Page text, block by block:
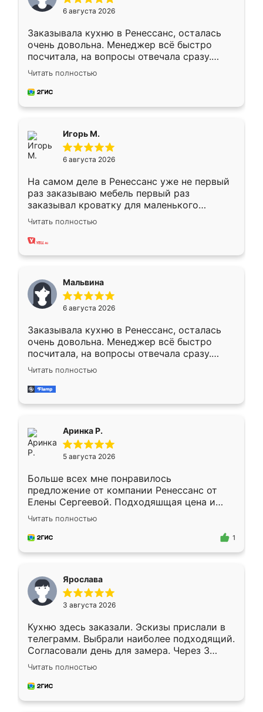
6 августа 2026
Заказывала кухню в Ренессанс, осталась
очень довольна. Менеджер всё быстро
посчитала, на вопросы отвечала сразу.
Замерщик приехал в субботу, подошёл к
делу со всей ответственностью. Собрали
за день, ребята работали аккуратно, даже
Читать полностью
Игорь М.
6 августа 2026
На самом деле в Ренессанс уже не первый
раз заказываю мебель первый раз
заказывал кроватку для маленького
ребёнка при его рождении ,во второй раз
заказал шкаф-купе. По качеству очень
хорошее сборка достаточно быстрая,
меньше, здесь же он более разнообразный.
Мне нравится ,если что-то потребуется из
мебели буду заказывать только здесь.
Читать полностью
Мальвина
6 августа 2026
Заказывала кухню в Ренессанс, осталась
очень довольна. Менеджер всё быстро
посчитала, на вопросы отвечала сразу.
Замерщик приехал в субботу, подошёл к
делу со всей ответственностью. Собрали
за день, ребята работали аккуратно, даже
Читать полностью
Аринка Р.
5 августа 2026
Больше всех мне понравилось
предложение от компании Ренессанс от
Елены Сергеевой. Подходяшщая цена и
короткие сроки изготовления. Приехавший
для замера сотрудник Владислав
предложил по моему эскизу самый
Читать полностью
1
Ярослава
3 августа 2026
Кухню здесь заказали. Эскизы прислали в
телеграмм. Выбрали наиболее подходящий.
Согласовали день для замера. Через 3
недели кухня была уже готова. Остались
довольны работой. Спасибо Ренессанс
мебель за качественную работу!
Читать полностью